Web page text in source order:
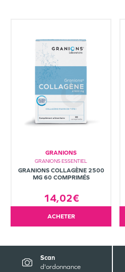
GRANIONS
GRANIONS ESSENTIEL
GRANIONS COLLAGÈNE 2500
MG 60 COMPRIMÉS
14,02€
ACHETER
Scan
d'ordonnance